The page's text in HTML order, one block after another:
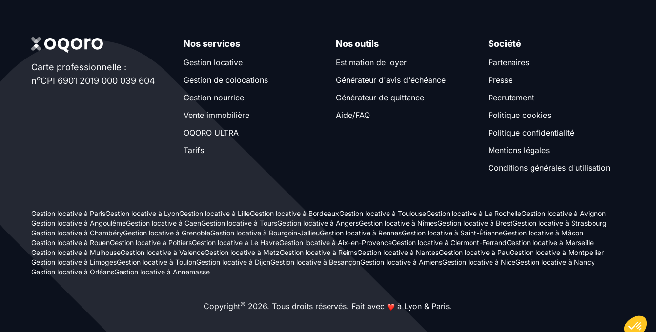
Nombre de chambres
disponibles
chambres
disponibles
Local à vélo
Disponible à partir du
Carte professionnelle :
noCPI 6901 2019 000 039 604
Nos services
Gestion locative
Gestion de colocations
Gestion nourrice
Vente immobilière
OQORO ULTRA
Tarifs
Nos outils
Estimation de loyer
Générateur d'avis d'échéance
Générateur de quittance
Aide/FAQ
Société
Partenaires
Presse
Recrutement
Politique cookies
Politique confidentialité
Mentions légales
Conditions générales d'utilisation
Gestion locative à ParisGestion locative à LyonGestion locative à LilleGestion locative à BordeauxGestion locative à ToulouseGestion locative à La RochelleGestion locative à Avignon
Gestion locative à AngoulêmeGestion locative à CaenGestion locative à ToursGestion locative à AngersGestion locative à NîmesGestion locative à BrestGestion locative à Strasbourg
Gestion locative à ChambéryGestion locative à GrenobleGestion locative à Bourgoin-JallieuGestion locative à RennesGestion locative à Saint-ÉtienneGestion locative à Mâcon
Gestion locative à RouenGestion locative à PoitiersGestion locative à Le HavreGestion locative à Aix-en-ProvenceGestion locative à Clermont-FerrandGestion locative à Marseille
Gestion locative à MulhouseGestion locative à ValenceGestion locative à MetzGestion locative à ReimsGestion locative à NantesGestion locative à PauGestion locative à Montpellier
Gestion locative à LimogesGestion locative à ToulonGestion locative à DijonGestion locative à BesançonGestion locative à AmiensGestion locative à NiceGestion locative à Nancy
Gestion locative à OrléansGestion locative à Annemasse
Copyright© 2026. Tous droits réservés. Fait avec à Lyon & Paris.Axeptio consent
Plateforme de Gestion du Consentement : Personnalisez vos Options
Notre plateforme vous permet d'adapter et de gérer vos